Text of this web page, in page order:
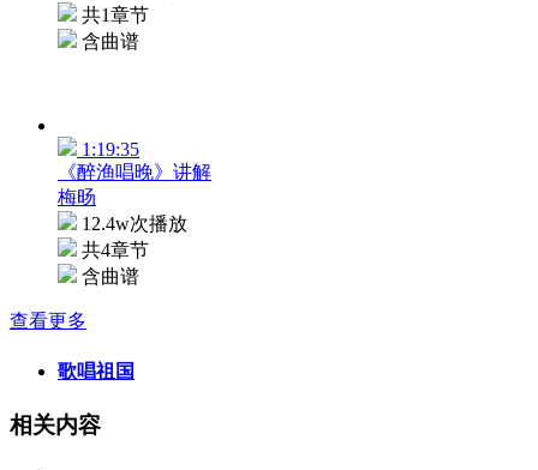
共1章节
含曲谱
1:19:35
《醉渔唱晚》讲解
梅旸
12.4w次播放
共4章节
含曲谱
查看更多
歌唱祖国
相关内容